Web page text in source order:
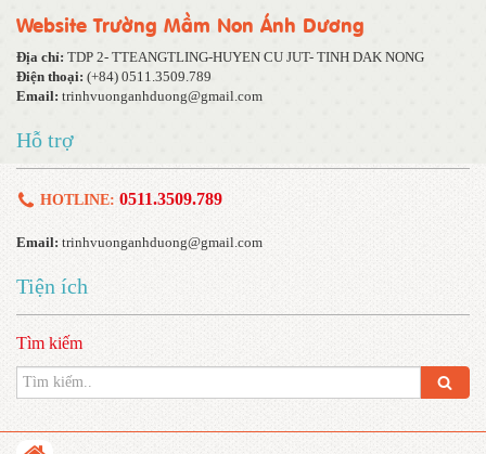
Website Trường Mầm Non Ánh Dương
Địa chỉ: TDP 2- TTEANGTLING-HUYEN CU JUT- TINH DAK NONG
Điện thoại: (+84) 0511.3509.789
Email: trinhvuonganhduong@gmail.com
Hỗ trợ
HOTLINE: 0511.3509.789
Email: trinhvuonganhduong@gmail.com
Tiện ích
Tìm kiếm